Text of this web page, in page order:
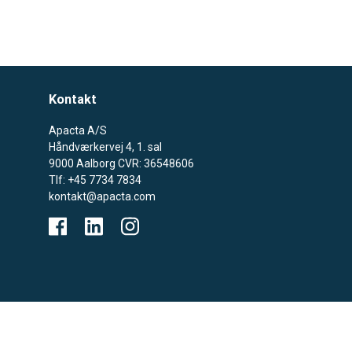
Kontakt
Apacta A/S
Håndværkervej 4, 1. sal
9000 Aalborg CVR: 36548606
Tlf: +45 7734 7834
kontakt@apacta.com